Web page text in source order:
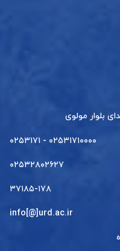
بلوار مولوی
۰۲۵۳۱۷۱۰۰۰۰ - ۰۲۵۳۱۷۱
۰۲۵۳۲۸۰۲۶۲۷
۳۷۱۸۵-۱۷۸
info[@]urd.ac.ir